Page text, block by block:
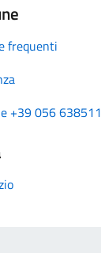
frequenti
+39 056 638511